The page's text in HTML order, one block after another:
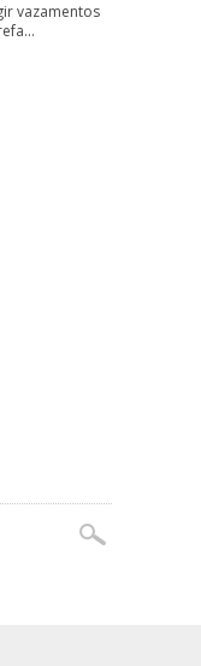
vazamentos